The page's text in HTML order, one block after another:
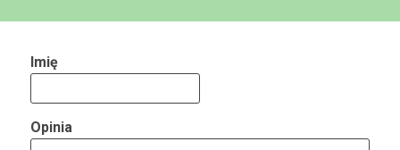
Imię
Opinia